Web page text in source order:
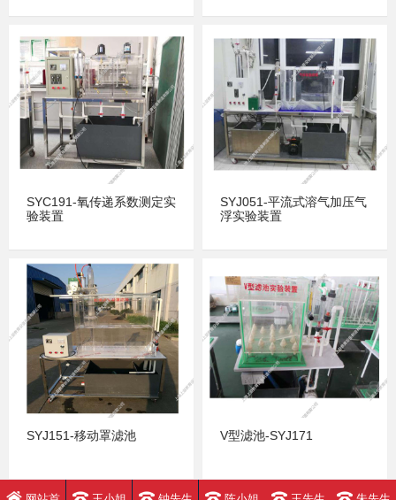
SYC191-氧传递系数测定实
验装置
SYJ051-平流式溶气加压气
浮实验装置
SYJ151-移动罩滤池 V型滤池-SYJ171